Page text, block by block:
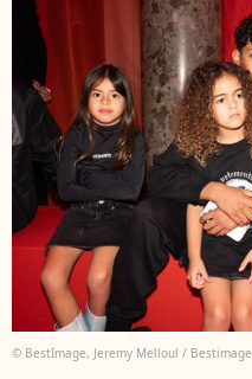
© BestImage, Jeremy Melloul / Bestimage